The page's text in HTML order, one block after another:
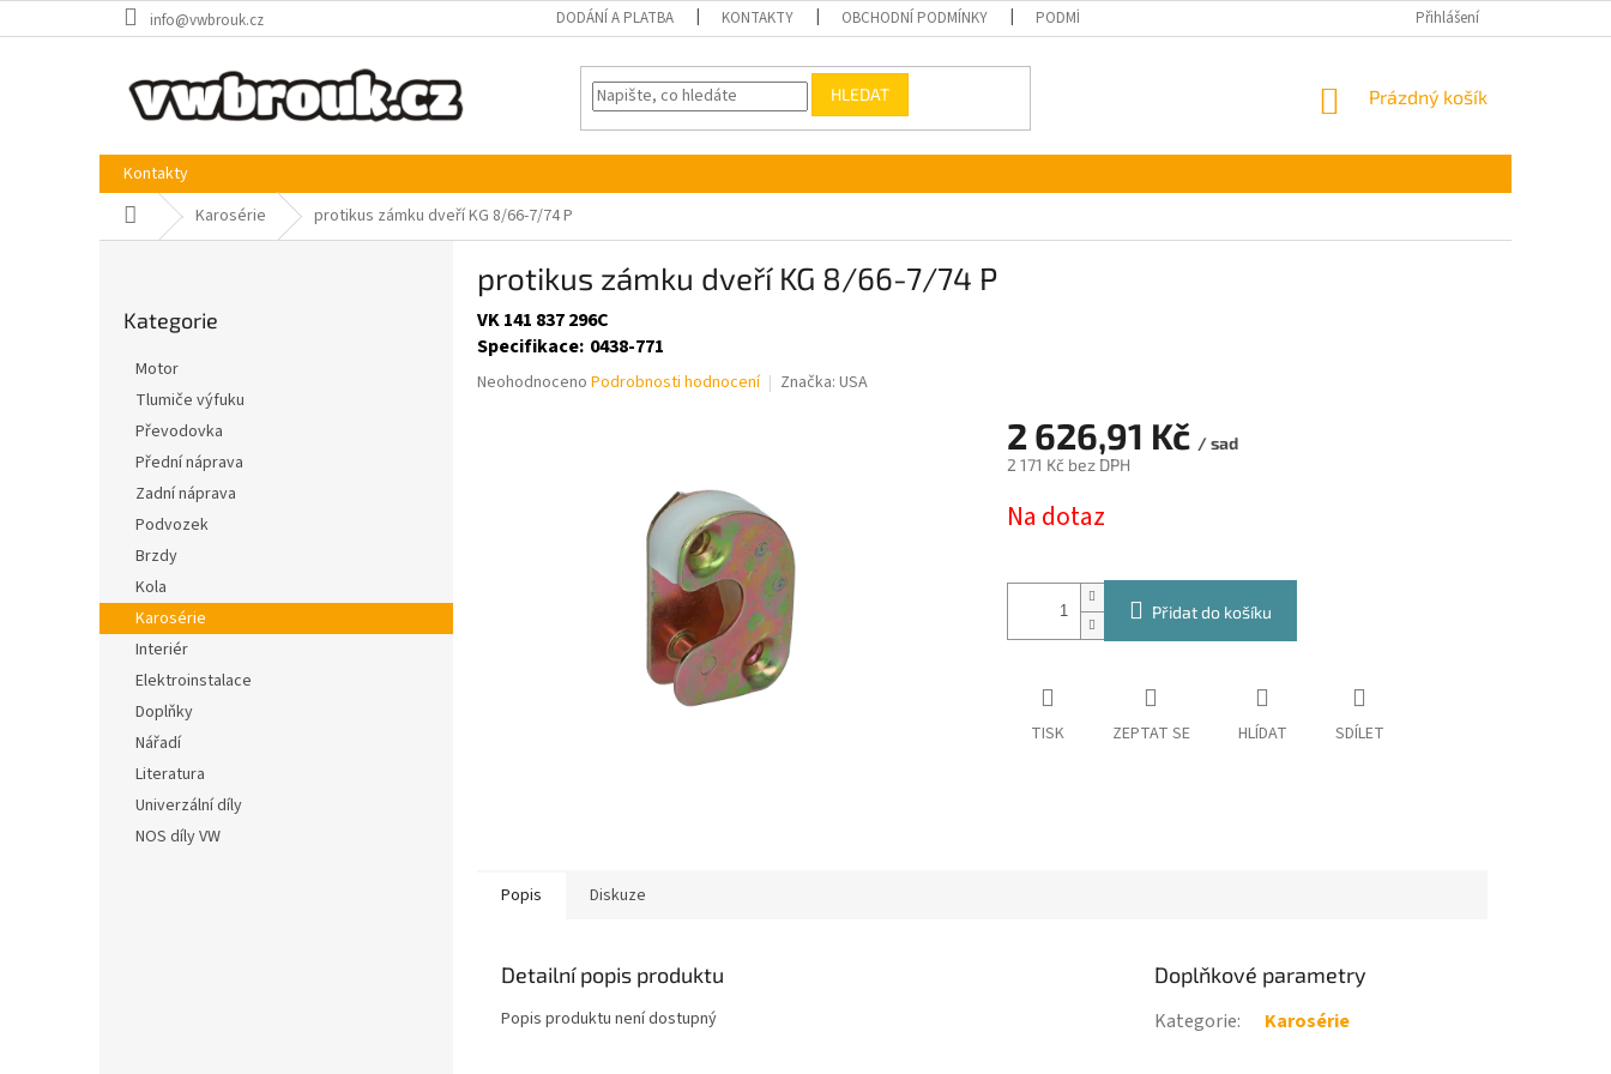
na
info@vwbrouk.cz DODÁNÍ A PLATBA KONTAKTY OBCHODNÍ PODMÍNKY PODMÍNKY OCHRANY OSOBNÍCH ÚDAJŮ Přihlášení
HLEDAT
NÁKUPNÍ
Prázdný košík
Kontakty
Domů Karosérie protikus zámku dveří KG 8/66-7/74 P
l
kategorie
Kategorie
Motor
Tlumiče výfuku
Převodovka
Přední náprava
Zadní náprava
Podvozek
Brzdy
Kola
Karosérie
Interiér
Elektroinstalace
Doplňky
Nářadí
Literatura
Univerzální díly
NOS díly VW
protikus zámku dveří KG 8/66-7/74 P
VK 141 837 296C
Specifikace: 0438-771
Průměrné
Neohodnoceno Podrobnosti hodnocení Značka: USA
2 626,91 Kč / sad
2 171 Kč bez DPH
cena:
Na dotaz
Přidat do košíku
TISK ZEPTAT SE HLÍDAT SDÍLET
Popis Diskuze
Detailní popis produktu
Popis produktu není dostupný
Doplňkové parametry
Kategorie: Karosérie